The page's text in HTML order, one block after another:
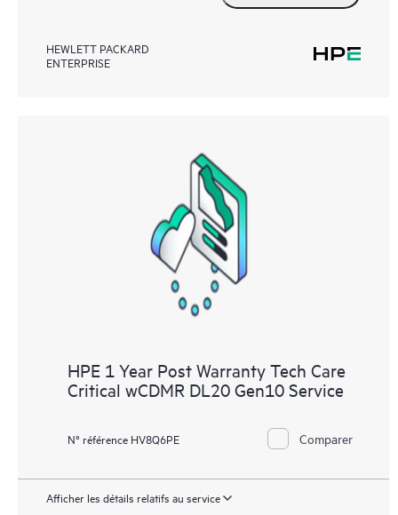
HEWLETT PACKARD
ENTERPRISE
HPE 1 Year Post Warranty Tech Care
Critical wCDMR DL20 Gen10 Service
N° référence HV8Q6PE Comparer
Afficher les détails relatifs au service